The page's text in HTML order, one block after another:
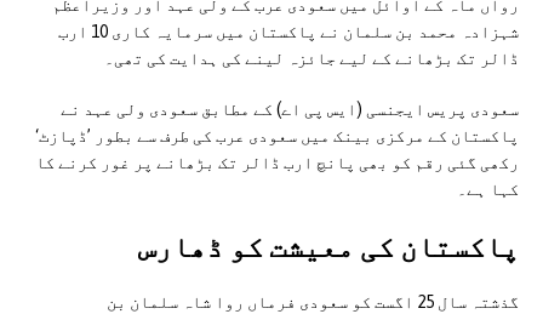
رواں ماہ کے اوائل میں سعودی عرب کے ولی عہد اور وزیراعظم
شہزادہ محمد بن سلمان نے پاکستان میں سرمایہ کاری 10 ارب
ڈالر تک بڑھانے کے لیے جائزہ لینے کی ہدایت کی تھی۔
سعودی پریس ایجنسی (ایس پی اے) کے مطابق سعودی ولی عہد نے
پاکستان کے مرکزی بینک میں سعودی عرب کی طرف سے بطور ’ڈپازٹ‘
رکھی گئی رقم کو بھی پانچ ارب ڈالر تک بڑھانے پر غور کرنے کا
کہا ہے۔
پاکستان کی معیشت کو ڈھارس
گذشتہ سال 25 اگست کو سعودی فرماں روا شاہ سلمان بن